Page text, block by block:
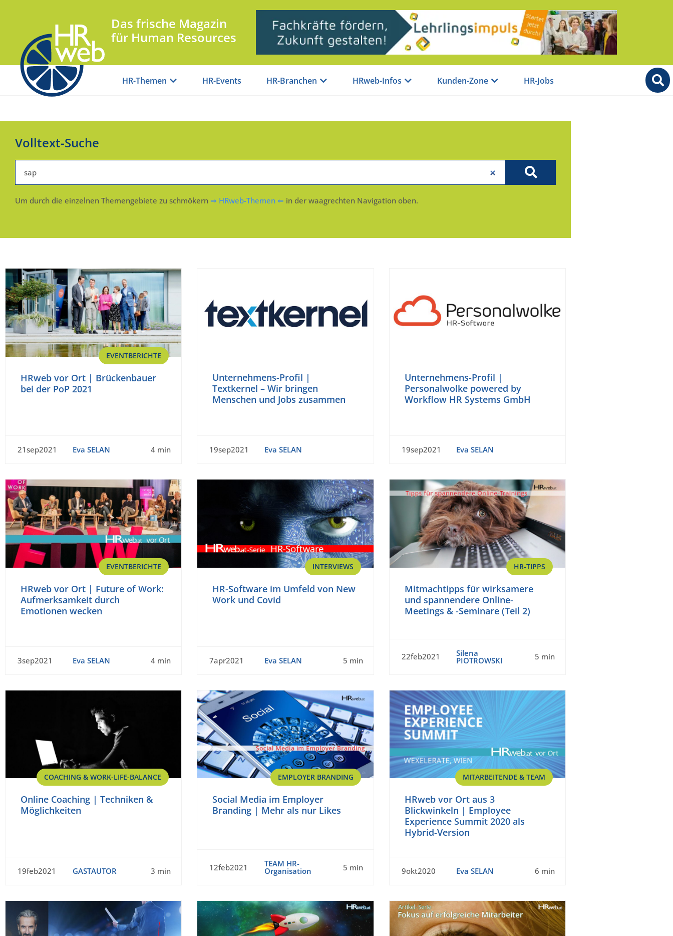
Das frische Magazin
für Human Resources
HR-Themen HR-Events HR-Branchen HRweb-Infos Kunden-Zone HR-Jobs
Volltext-Suche
Um durch die einzelnen Themengebiete zu schmökern ⇒ HRweb-Themen ⇐ in der waagrechten Navigation oben.
EVENTBERICHTE
HRweb vor Ort | Brückenbauer
bei der PoP 2021
21sep2021 Eva SELAN 4 min
Unternehmens-Profil |
Textkernel – Wir bringen
Menschen und Jobs zusammen
19sep2021 Eva SELAN
Unternehmens-Profil |
Personalwolke powered by
Workflow HR Systems GmbH
19sep2021 Eva SELAN
EVENTBERICHTE
HRweb vor Ort | Future of Work:
Aufmerksamkeit durch
Emotionen wecken
3sep2021 Eva SELAN 4 min
INTERVIEWS
HR-Software im Umfeld von New
Work und Covid
7apr2021 Eva SELAN 5 min
HR-TIPPS
Mitmachtipps für wirksamere
und spannendere Online-
Meetings & -Seminare (Teil 2)
22feb2021 Silena
PIOTROWSKI 5 min
COACHING & WORK-LIFE-BALANCE
Online Coaching | Techniken &
Möglichkeiten
19feb2021 GASTAUTOR 3 min
EMPLOYER BRANDING
Social Media im Employer
Branding | Mehr als nur Likes
12feb2021 TEAM HR-
Organisation 5 min
MITARBEITENDE & TEAM
HRweb vor Ort aus 3
Blickwinkeln | Employee
Experience Summit 2020 als
Hybrid-Version
9okt2020 Eva SELAN 6 min